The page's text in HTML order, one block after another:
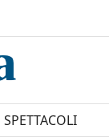
SPETTACOLI